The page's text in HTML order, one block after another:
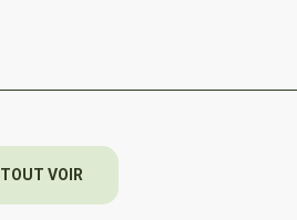
TOUT VOIR